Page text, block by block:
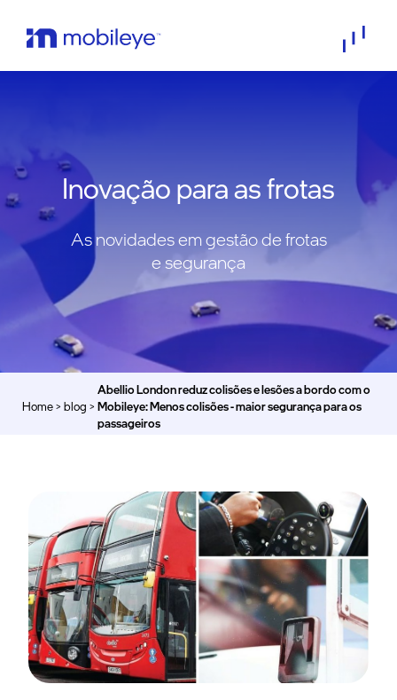
Inovação para as frotas
As novidades em gestão de frotas
e segurança
Home> blog >
Abellio London reduz colisões e lesões a bordo com o
Mobileye: Menos colisões - maior segurança para os
passageiros